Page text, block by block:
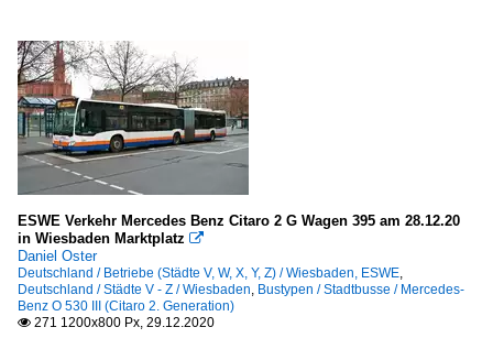
ESWE Verkehr Mercedes Benz Citaro 2 G Wagen 395 am 28.12.20
in Wiesbaden Marktplatz 
Daniel Oster
Deutschland / Betriebe (Städte V, W, X, Y, Z) / Wiesbaden, ESWE,
Deutschland / Städte V - Z / Wiesbaden, Bustypen / Stadtbusse / Mercedes-
Benz O 530 III (Citaro 2. Generation)
 271 1200x800 Px, 29.12.2020